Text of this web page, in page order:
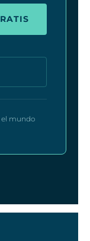
el mundo